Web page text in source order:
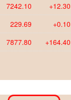
7242.10 +12.30
229.69 +0.10
7877.80 +164.40